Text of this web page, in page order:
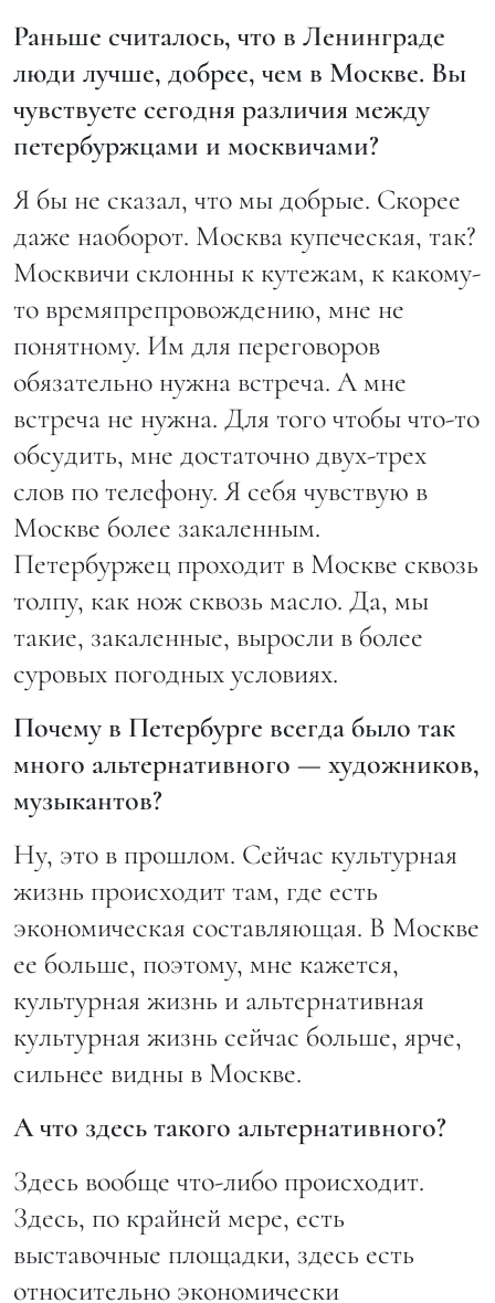
Раньше считалось, что в Ленинграде
люди лучше, добрее, чем в Москве. Вы
чувствуете сегодня различия между
петербуржцами и москвичами?
Я бы не сказал, что мы добрые. Скорее
даже наоборот. Москва купеческая, так?
Москвичи склонны к кутежам, к какому-
то времяпрепровождению, мне не
понятному. Им для переговоров
обязательно нужна встреча. А мне
встреча не нужна. Для того чтобы что-то
обсудить, мне достаточно двух-трех
слов по телефону. Я себя чувствую в
Москве более закаленным.
Петербуржец проходит в Москве сквозь
толпу, как нож сквозь масло. Да, мы
такие, закаленные, выросли в более
суровых погодных условиях.
Почему в Петербурге всегда было так
много альтернативного — художников,
музыкантов?
Ну, это в прошлом. Сейчас культурная
жизнь происходит там, где есть
экономическая составляющая. В Москве
ее больше, поэтому, мне кажется,
культурная жизнь и альтернативная
культурная жизнь сейчас больше, ярче,
сильнее видны в Москве.
А что здесь такого альтернативного?
Здесь вообще что-либо происходит.
Здесь, по крайней мере, есть
выставочные площадки, здесь есть
относительно экономически